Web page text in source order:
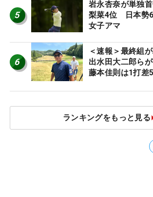
5
岩永杏奈が単独
梨菜4位 日本勢
女子アマ
6
＜速報＞最終組
出水田大二郎ら
藤本佳則は1打
JOYX OPEN】
ランキングをもっと見る